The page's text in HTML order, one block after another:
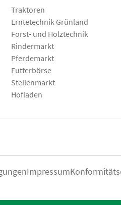
Traktoren
Erntetechnik Grünland
Forst- und Holztechnik
Rindermarkt
Pferdemarkt
Futterbörse
Stellenmarkt
Hofladen
Impressum